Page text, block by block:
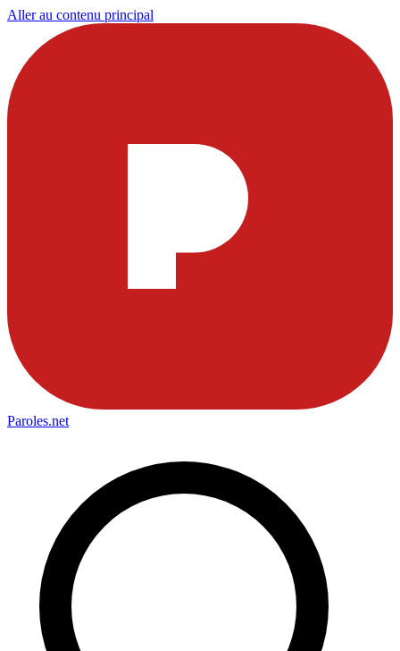
Aller au contenu principal
Paroles.net